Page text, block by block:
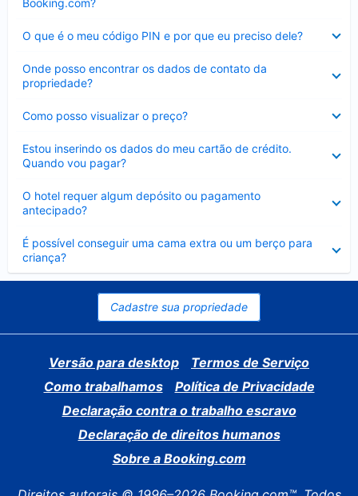
Booking.com?
O que é o meu código PIN e por que eu preciso dele?
Onde posso encontrar os dados de contato da
propriedade?
Como posso visualizar o preço?
Estou inserindo os dados do meu cartão de crédito.
Quando vou pagar?
O hotel requer algum depósito ou pagamento
antecipado?
É possível conseguir uma cama extra ou um berço para
criança?
Contraído
Cadastre sua propriedade
Versão para desktop
Termos de Serviço
Como trabalhamos
Política de Privacidade
Declaração contra o trabalho escravo
Declaração de direitos humanos
Sobre a Booking.com